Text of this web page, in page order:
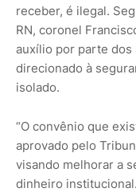
receber, é ilegal.
RN, coronel
auxílio por parte
direcionado à
isolado.
“O convênio que
aprovado pelo
visando melhorar a
dinheiro